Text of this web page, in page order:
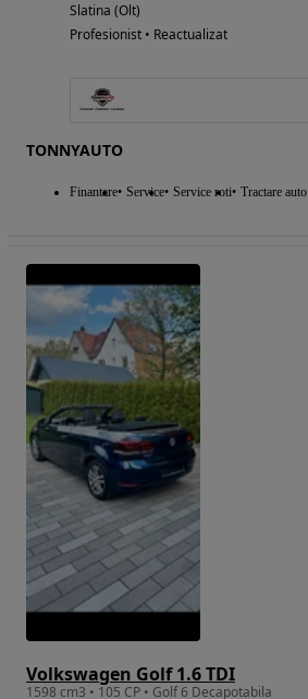
Slatina (Olt)
Profesionist • Reactualizat
TONNYAUTO
Finantare Service Service roti Tractare auto
Volkswagen Golf 1.6 TDI
1598 cm3 • 105 CP • Golf 6 Decapotabila